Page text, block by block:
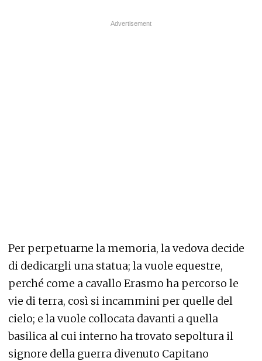
Per perpetuarne la memoria, la vedova decide
di dedicargli una statua; la vuole equestre,
perché come a cavallo Erasmo ha percorso le
vie di terra, così si incammini per quelle del
cielo; e la vuole collocata davanti a quella
basilica al cui interno ha trovato sepoltura il
signore della guerra divenuto Capitano